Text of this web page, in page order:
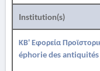
Institution(s)
ΚΒ' Εφορεία
éphorie des